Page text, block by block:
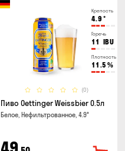
Крепость
4.9 °
Горечь
11 IBU
Плотность
11.5 %
(0)
Пиво Oettinger Weissbier 0.5л
Белое, Нефильтрованное, 4.9°